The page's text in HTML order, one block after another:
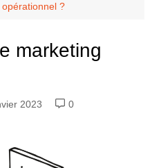
opérationnel ?
marketing
2023
0